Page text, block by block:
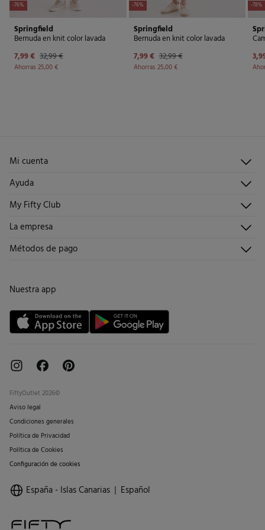
-76%
Springfield
Bernuda en knit color lavada
7,99 € 32,99 €
Ahorras 25,00 €
-76%
Springfield
Bernuda en knit color lavada
7,99 € 32,99 €
Ahorras 25,00 €
-78%
Mi cuenta
Iniciar sesión
Registrarme
Direcciones de envío
Hazte socio
Ayuda
Atención al cliente
Envíanos un email
Preguntas frecuentes
Promociones vigentes
Condiciones tarjeta abono
Tarjeta regalo online
My Fifty Club
Descúbrelo
¡Únete!
La empresa
¿Quiénes somos?
Trabaja con nosotros
Métodos de pago
Nuestra app
FiftyOutlet 2026©
Aviso legal
Condiciones generales
Política de Privacidad
Política de Cookies
Configuración de cookies
España - Islas Canarias Español